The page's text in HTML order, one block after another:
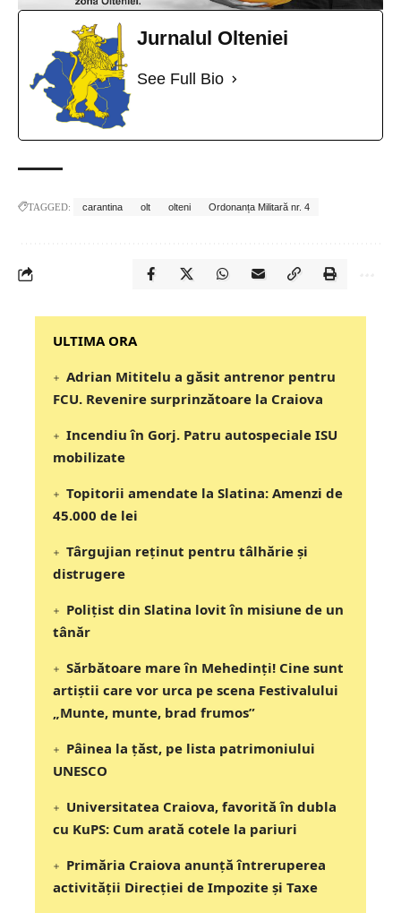
Jurnalul Olteniei
See Full Bio
TAGGED: carantina olt olteni Ordonanța Militară nr. 4
‎‎‎‎‎‎‎ULTIMA ORA
Adrian Mititelu a găsit antrenor pentru
FCU. Revenire surprinzătoare la Craiova
Incendiu în Gorj. Patru autospeciale ISU
mobilizate
Topitorii amendate la Slatina: Amenzi de
45.000 de lei
Târgujian reținut pentru tâlhărie și
distrugere
Polițist din Slatina lovit în misiune de un
tânăr
Sărbătoare mare în Mehedinți! Cine sunt
artiștii care vor urca pe scena Festivalului
„Munte, munte, brad frumos”
Pâinea la țăst, pe lista patrimoniului
UNESCO
Universitatea Craiova, favorită în dubla
cu KuPS: Cum arată cotele la pariuri
Primăria Craiova anunță întreruperea
activității Direcției de Impozite și Taxe